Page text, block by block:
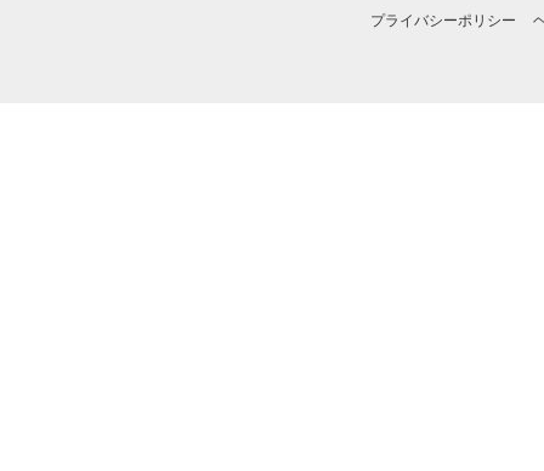
プライバシーポリシー